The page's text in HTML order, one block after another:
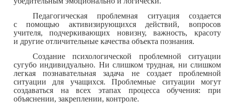
Педагогическая проблемная ситуация создается
с помощью активизирующихся действий, вопросов
учителя, подчеркивающих новизну, важность, красоту
и другие отличительные качества объекта познания.
Создание психологической проблемной ситуации
сугубо индивидуально. Ни слишком трудная, ни слишком
легкая познавательная задача не создает проблемной
ситуации для учащихся. Проблемные ситуации могут
создаваться на всех этапах процесса обучения: при
объяснении, закреплении, контроле.